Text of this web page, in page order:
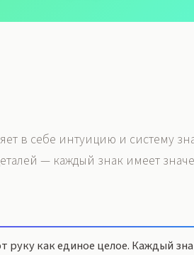
в себе интуицию и систему
— каждый знак имеет
как единое целое. Каждый